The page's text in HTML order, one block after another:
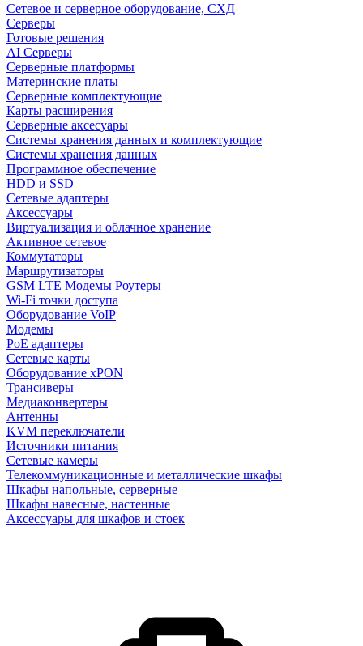
Сетевое и серверное оборудование, СХД
Cерверы
Готовые решения
AI Серверы
Серверные платформы
Материнские платы
Серверные комплектующие
Карты расширения
Серверные аксесуары
Системы хранения данных и комплектующие
Системы хранения данных
Программное обеспечение
HDD и SSD
Сетевые адаптеры
Аксессуары
Виртуализация и облачное хранение
Активное сетевое
Коммутаторы
Маршрутизаторы
GSM LTE Модемы Роутеры
Wi-Fi точки доступа
Оборудование VoIP
Модемы
PoE адаптеры
Сетевые карты
Оборудование xPON
Трансиверы
Медиаконвертеры
Антенны
KVM переключатели
Источники питания
Сетевые камеры
Телекоммуникационные и металлические шкафы
Шкафы напольные, серверные
Шкафы навесные, настенные
Аксессуары для шкафов и стоек